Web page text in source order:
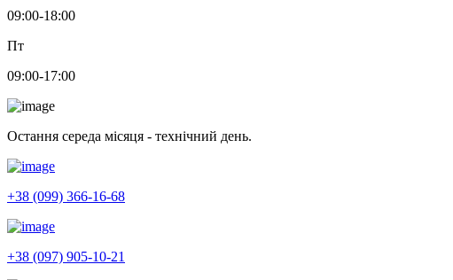
09:00-18:00
Пт
09:00-17:00
Остання середа місяця - технічний день.
+38 (099) 366-16-68
+38 (097) 905-10-21